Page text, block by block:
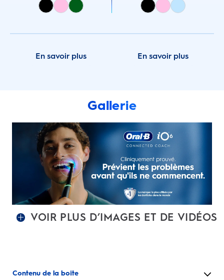
En savoir plus En savoir plus
Gallerie
VOIR PLUS D’IMAGES ET DE VIDÉOS
Contenu de la boîte